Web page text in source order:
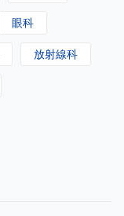
眼科
放射線科